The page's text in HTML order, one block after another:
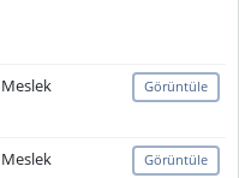
Meslek Görüntüle
Meslek Görüntüle